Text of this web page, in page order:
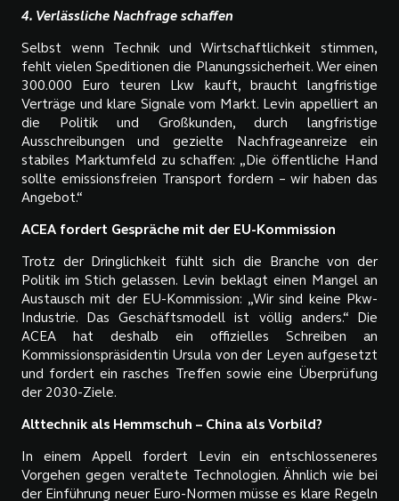
4. Verlässliche Nachfrage schaffen
Selbst wenn Technik und Wirtschaftlichkeit stimmen,
fehlt vielen Speditionen die Planungssicherheit. Wer einen
300.000 Euro teuren Lkw kauft, braucht langfristige
Verträge und klare Signale vom Markt. Levin appelliert an
die Politik und Großkunden, durch langfristige
Ausschreibungen und gezielte Nachfrageanreize ein
stabiles Marktumfeld zu schaffen: „Die öffentliche Hand
sollte emissionsfreien Transport fordern – wir haben das
Angebot.“
ACEA fordert Gespräche mit der EU-Kommission
Trotz der Dringlichkeit fühlt sich die Branche von der
Politik im Stich gelassen. Levin beklagt einen Mangel an
Austausch mit der EU-Kommission: „Wir sind keine Pkw-
Industrie. Das Geschäftsmodell ist völlig anders.“ Die
ACEA hat deshalb ein offizielles Schreiben an
Kommissionspräsidentin Ursula von der Leyen aufgesetzt
und fordert ein rasches Treffen sowie eine Überprüfung
der 2030-Ziele.
Alttechnik als Hemmschuh – China als Vorbild?
In einem Appell fordert Levin ein entschlosseneres
Vorgehen gegen veraltete Technologien. Ähnlich wie bei
der Einführung neuer Euro-Normen müsse es klare Regeln